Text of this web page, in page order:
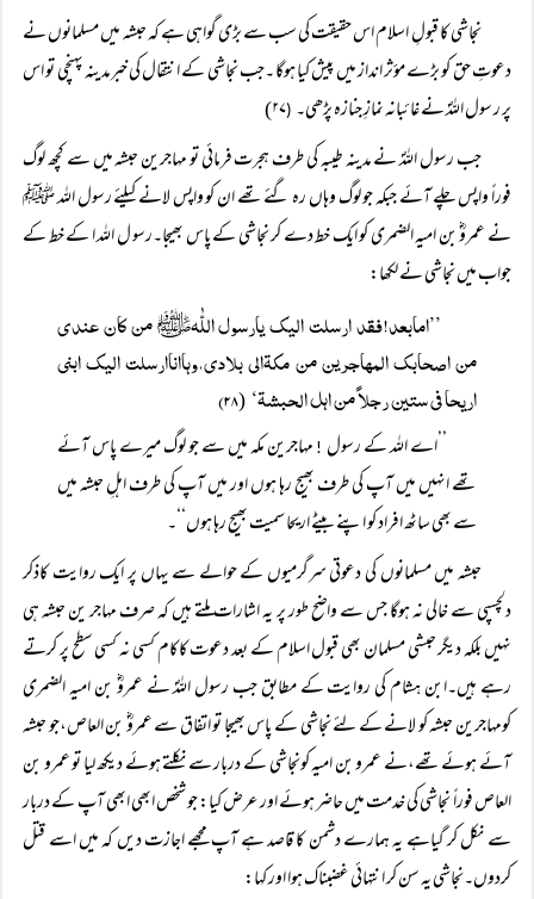
نجاشی کا قبولِ اسلام اس حقیقت کی سب سے بڑی گواہی ہے کہ حبشہ میں مسلمانوں نے
دعوتِ حق کو بڑے مؤثر انداز میں پیش کیا ہوگا ۔جب نجاشی کے انتقال کی خبرمدینہ پہنچی تو اس
پر ر سول اللہؐ نے غائبانہ نمازِ جنازہ پڑھی۔ (۲۷)
جب رسول اللہؐ نے مدینہ طیبہ کی طرف ہجرت فرمائی تو مہاجرین حبشہ میں سے کچھ لوگ
فوراً واپس چلے آئے جبکہ جو لوگ وہاں رہ گئے تھے ان کو واپس لانے کیلئے رسول اللہ ﷺ
نے عمروؓ بن امیہ الضمری کو ایک خط دے کر نجاشی کے پاس بھیجا۔رسو ل اللہ ا کے خط کے
جواب میں نجاشی نے لکھا:
’’امابعد!فقد ارسلت الیک یارسول اللّٰہﷺ من کان عندی
من اصحابک المہاجرین من مکۃالی بلادی،وہااناارسلت الیک ابنی
اریحا فی ستین رجلاً من اہل الحبشۃ‘ (۲۸)
’’اے اللہ کے رسول ! مہاجرین مکہ میں سے جو لوگ میرے پاس آئے
تھے انہیں میں آپ کی طرف بھیج رہا ہوں اور میں آپ کی طرف اہلِ حبشہ میں
سے بھی ساٹھ افراد کو اپنے بیٹے اریحا سمیت بھیج رہا ہوں‘‘۔
حبشہ میں مسلمانوں کی دعوتی سرگرمیوں کے حوالے سے یہاں پر ایک روایت کاذکر
دلچسپی سے خالی نہ ہوگا جس سے واضح طور پر یہ اشارات ملتے ہیں کہ صرف مہاجر ین حبشہ ہی
نہیں بلکہ دیگر حبشی مسلمان بھی قبول اسلام کے بعد دعوت کاکام کسی نہ کسی سطح پر کرتے
رہے ہیں۔ابن ہشام کی روایت کے مطابق جب رسول اللہؐ نے عمروؓ بن امیہ الضمری
کومہاجرین حبشہ کو لانے کے لئے نجاشی کے پاس بھیجا تو اتفاق سے عمروؓ بن العاص،جو حبشہ
آئے ہوئے تھے،نے عمرو بن امیہ کونجاشی کے دربار سے نکلتے ہوئے دیکھ لیا تو عمرو بن
العاص فوراً نجاشی کی خدمت میں حاضر ہوئے اور عرض کیا: جو شخص ابھی ابھی آپ کے دربار
سے نکل کر گیاہے یہ ہمارے دشمن کا قاصد ہے آپ مجھے اجازت دیں کہ میں اسے قتل
کردوں۔نجاشی یہ سن کر انتہائی غضبناک ہوا اور کہا: